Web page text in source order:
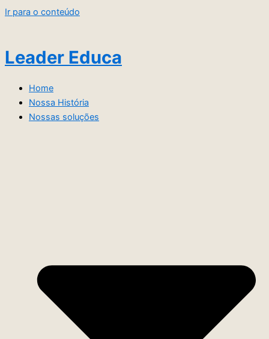
Ir para o conteúdo
Leader Educa
Home
Nossa História
Nossas soluções